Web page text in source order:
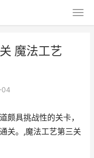
魔法工艺
04
颇具挑战性的关卡，
关。,魔法工艺第三关